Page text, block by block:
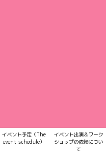
イベント予定（The
event schedule）
イベント出演＆ワーク
ショップの依頼につい
て